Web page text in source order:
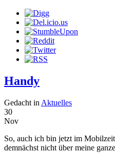
Handy
Gedacht in Aktuelles
30
Nov
So, auch ich bin jetzt im
demnächst nicht über meine